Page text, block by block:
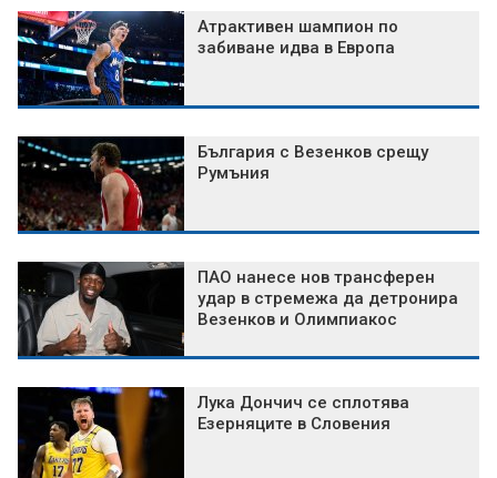
Атрактивен шампион по
забиване идва в Европа
България с Везенков срещу
Румъния
ПАО нанесе нов трансферен
удар в стремежа да детронира
Везенков и Олимпиакос
Лука Дончич се сплотява
Езерняците в Словения